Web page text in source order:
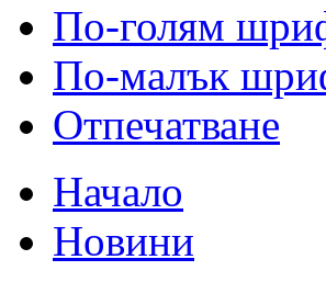
По-голям
По-малък
Отпечатване
Начало
Новини